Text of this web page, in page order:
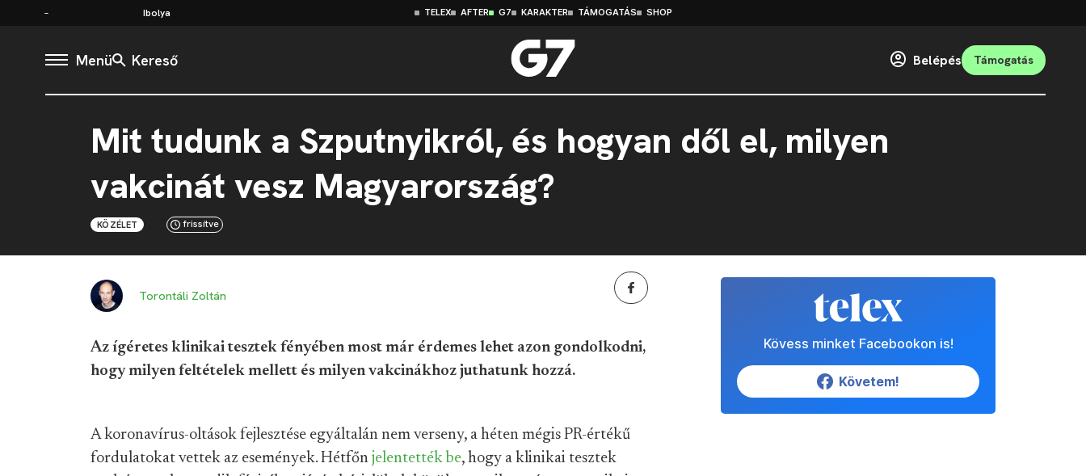
Ibolya TELEX AFTER G7 KARAKTER TÁMOGATÁS SHOP
Menü Kereső Belépés Támogatás
Mit tudunk a Szputnyikról, és hogyan dől el, milyen
vakcinát vesz Magyarország?
KÖZÉLET frissítve
Torontáli Zoltán
Az ígéretes klinikai tesztek fényében most már érdemes lehet azon gondolkodni,
hogy milyen feltételek mellett és milyen vakcinákhoz juthatunk hozzá.
A koronavírus-oltások fejlesztése egyáltalán nem verseny, a héten mégis PR-értékű
fordulatokat vettek az események. Hétfőn jelentették be, hogy a klinikai tesztek
Kövess minket Facebookon is!
Követem!